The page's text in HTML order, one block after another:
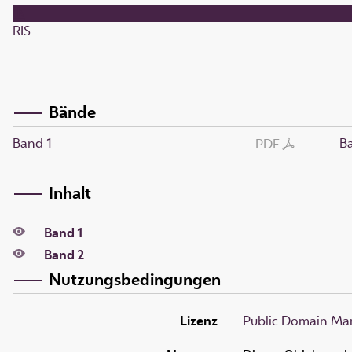
RIS
Bände
PDF
Band 1
Inhalt
Band 1
Band 2
Nutzungsbedingungen
Lizenz
Public Domain